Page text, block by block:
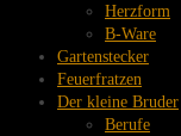
Herzform
B-Ware
Gartenstecker
Feuerfratzen
Der kleine Bruder
Berufe